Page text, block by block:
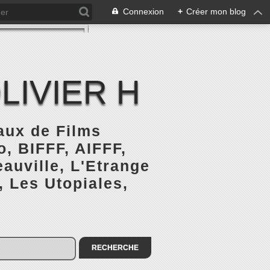
Connexion + Créer mon blog
H
de Films
BIFFF, AIFFF,
L'Etrange
Les Utopiales,